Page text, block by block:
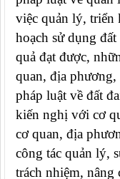
việc quản lý, triển
hoạch sử dụng
quả đạt được,
quan, địa
pháp luật về đất
kiến nghị với cơ
cơ quan, địa
công tác quản lý,
trách nhiệm, nâng